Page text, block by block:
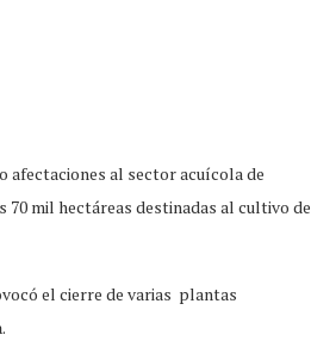
afectaciones al sector acuícola de
70 mil hectáreas destinadas al cultivo de
el cierre de varias plantas
.